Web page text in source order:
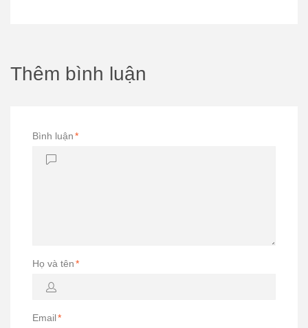
Thêm bình luận
Bình luận*
Họ và tên*
Email*